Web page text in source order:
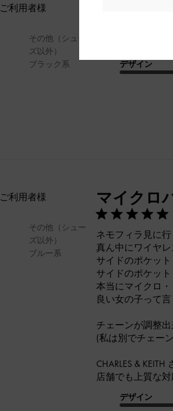
ご利用者様
その他（シュー
ズ以外）
ブラック系
デザイン
ご利用者様
その他（シュー
ズ以外）
ブルー系
マイクロ
ネモフィラ見に
真ん中にワイヤ
サイドのポケッ
サイドのポケッ
本当にマイクロ
良い女の子って
チェーンが調整
(私は別でチェー
CHARLES &
店舗でも上質な
デザイン